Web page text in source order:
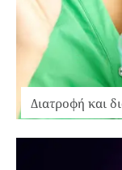
Διατροφή και